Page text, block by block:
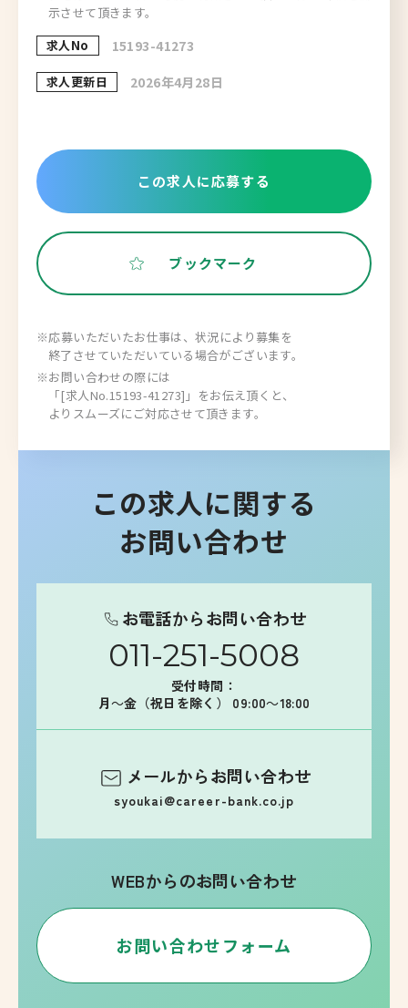
示させて頂きます。
求人No
15193-41273
求人更新日 2026年4月28日
この求人に応募する
ブックマーク
※応募いただいたお仕事は、状況により募集を
終了させていただいている場合がございます。
※お問い合わせの際には
「[求人No.15193-41273]」をお伝え頂くと、
よりスムーズにご対応させて頂きます。
この求人に関する
お問い合わせ
お電話からお問い合わせ
011-251-5008
受付時間：
月～金（祝日を除く） 09:00～18:00
メールからお問い合わせ
syoukai@career-bank.co.jp
WEBからのお問い合わせ
お問い合わせフォーム